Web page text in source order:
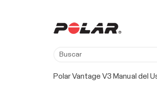
Polar Vantage V3 Manual del